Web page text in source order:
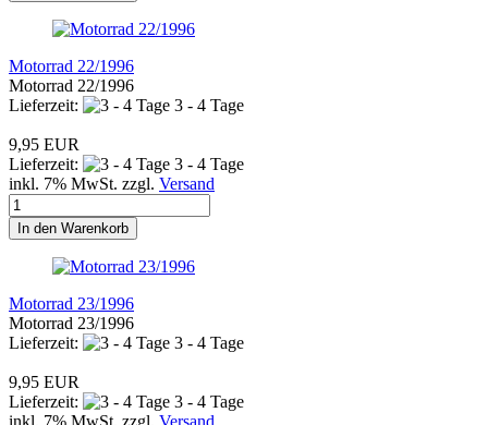
Motorrad 22/1996
Motorrad 22/1996
Lieferzeit:
3 - 4 Tage
9,95 EUR
Lieferzeit:
3 - 4 Tage
inkl. 7% MwSt. zzgl. Versand
In den Warenkorb
Motorrad 23/1996
Motorrad 23/1996
Lieferzeit:
3 - 4 Tage
9,95 EUR
Lieferzeit:
3 - 4 Tage
inkl. 7% MwSt. zzgl. Versand